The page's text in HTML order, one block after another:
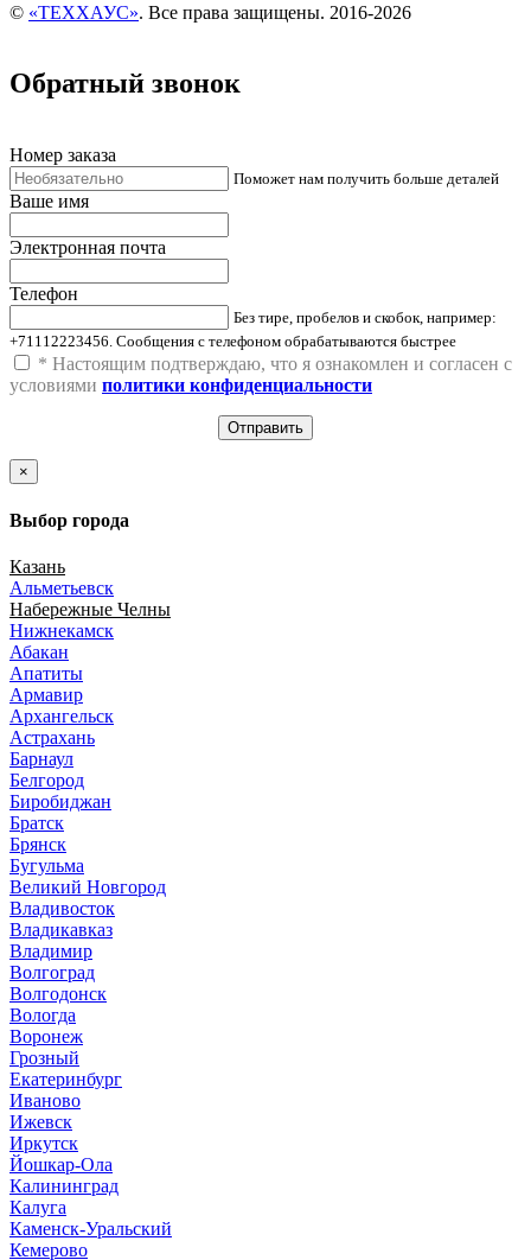
© «ТЕХХАУС». Все права защищены. 2016-2026
Обратный звонок
Номер заказа
Поможет нам получить больше деталей
Ваше имя
Электронная почта
Телефон
Без тире, пробелов и скобок, например:
+71112223456. Сообщения с телефоном обрабатываются быстрее
* Настоящим подтверждаю, что я ознакомлен и согласен с
условиями политики конфиденциальности
×
Выбор города
Казань
Альметьевск
Набережные Челны
Нижнекамск
Абакан
Апатиты
Армавир
Архангельск
Астрахань
Барнаул
Белгород
Биробиджан
Братск
Брянск
Бугульма
Великий Новгород
Владивосток
Владикавказ
Владимир
Волгоград
Волгодонск
Вологда
Воронеж
Грозный
Екатеринбург
Иваново
Ижевск
Иркутск
Йошкар-Ола
Калининград
Калуга
Каменск-Уральский
Кемерово